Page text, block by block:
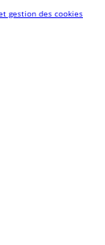
gestion des cookies